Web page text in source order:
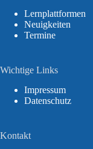
Lernplattformen
Neuigkeiten
Termine
Wichtige Links
Impressum
Datenschutz
Kontakt